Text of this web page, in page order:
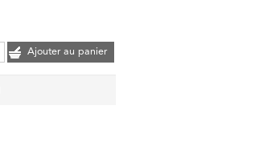
Ajouter au panier